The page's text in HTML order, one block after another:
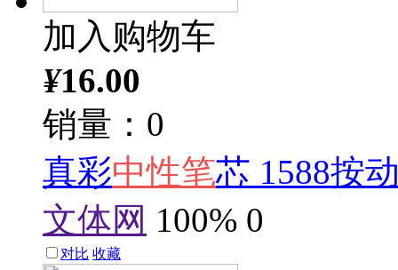
加入购物车
¥16.00
销量：0
真彩中性笔芯 1588按
文体网 100% 0
对比 收藏